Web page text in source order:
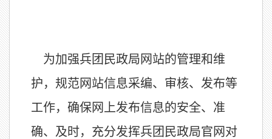
为加强兵团民政局网站的管理和维
护，规范网站信息采编、审核、发布等
工作，确保网上发布信息的安全、准
确、及时，充分发挥兵团民政局官网对